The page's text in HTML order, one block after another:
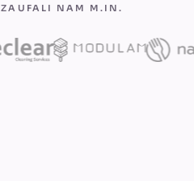
ZAUFALI NAM M.IN.